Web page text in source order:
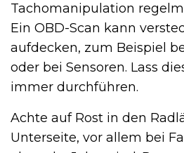
Tachomanipulation
Ein OBD-Scan kann
aufdecken, zum Beispiel
oder bei Sensoren. Lass
immer durchführen.
Achte auf Rost in den
Unterseite, vor allem bei